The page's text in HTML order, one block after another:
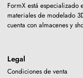
FormX está especializado
materiales de modelado
cuenta con almacenes y
Legal
Condiciones de venta